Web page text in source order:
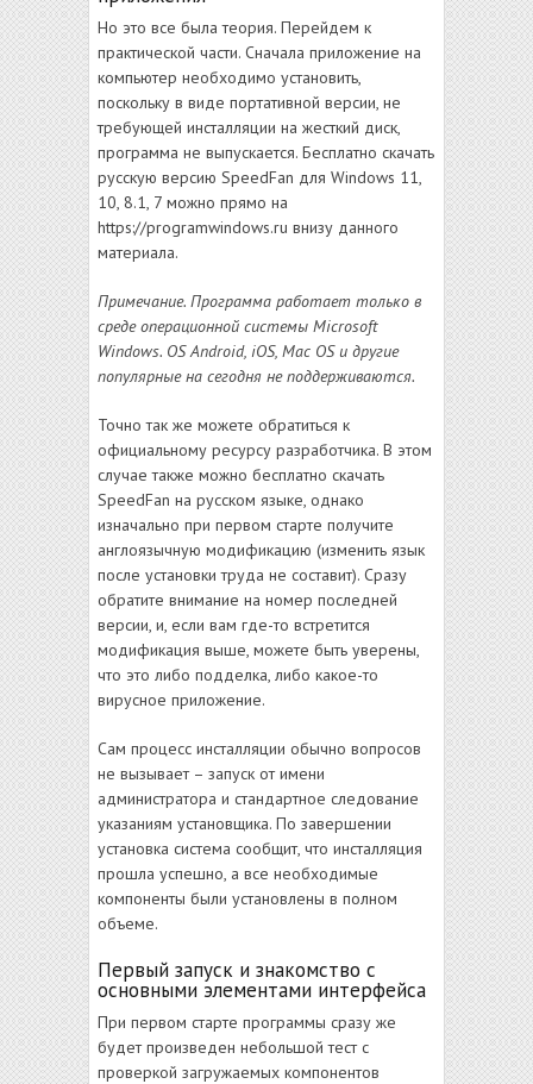
Но это все была теория. Перейдем к
практической части. Сначала приложение на
компьютер необходимо установить,
поскольку в виде портативной версии, не
требующей инсталляции на жесткий диск,
программа не выпускается. Бесплатно скачать
русскую версию SpeedFan для Windows 11,
10, 8.1, 7 можно прямо на
https://programwindows.ru внизу данного
материала.
Примечание. Программа работает только в
среде операционной системы Microsoft
Windows. OS Android, iOS, Mac OS и другие
популярные на сегодня не поддерживаются.
Точно так же можете обратиться к
официальному ресурсу разработчика. В этом
случае также можно бесплатно скачать
SpeedFan на русском языке, однако
изначально при первом старте получите
англоязычную модификацию (изменить язык
после установки труда не составит). Сразу
обратите внимание на номер последней
версии, и, если вам где-то встретится
модификация выше, можете быть уверены,
что это либо подделка, либо какое-то
вирусное приложение.
Сам процесс инсталляции обычно вопросов
не вызывает – запуск от имени
администратора и стандартное следование
указаниям установщика. По завершении
установка система сообщит, что инсталляция
прошла успешно, а все необходимые
компоненты были установлены в полном
объеме.
Первый запуск и знакомство с
основными элементами интерфейса
При первом старте программы сразу же
будет произведен небольшой тест с
проверкой загружаемых компонентов